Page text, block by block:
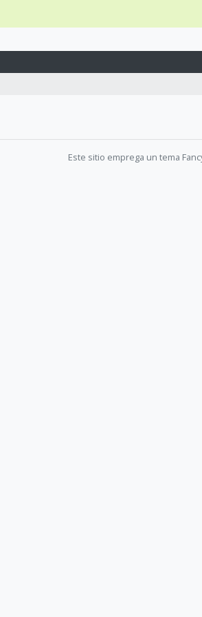
Este sitio emprega un tema